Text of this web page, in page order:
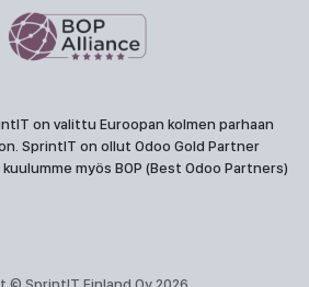
on valittu Euroopan kolmen parhaan
SprintIT on ollut Odoo Gold Partner
myös BOP (Best Odoo Partners)
© SprintIT Finland Oy 2026